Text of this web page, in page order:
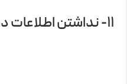
۱۱- نداشتن اطلاعات درباره استراتژی مناسب